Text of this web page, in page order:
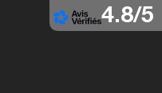
4.8/5